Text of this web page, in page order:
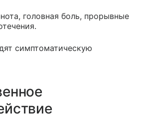
головная боль, прорывные
симптоматическую